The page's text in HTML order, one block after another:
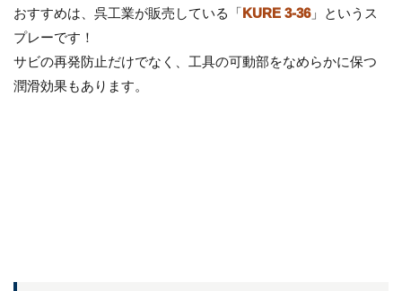
おすすめは、呉工業が販売している「KURE 3-36」というス
プレーです！
サビの再発防止だけでなく、工具の可動部をなめらかに保つ
潤滑効果もあります。